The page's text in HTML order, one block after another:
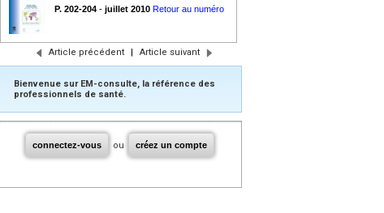
P. 202-204 - juillet 2010 Retour au numéro
Article précédent | Article suivant
Bienvenue sur EM-consulte, la référence des
professionnels de santé.
connectez-vous ou créez un compte